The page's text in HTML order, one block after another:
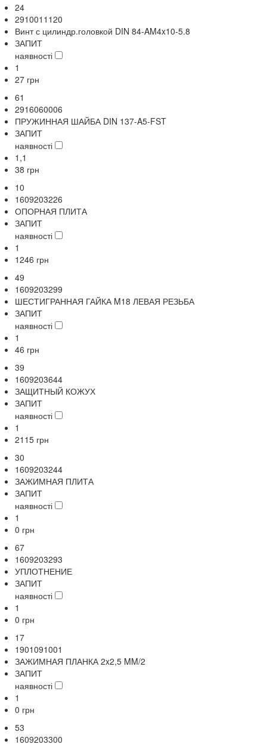
24
2910011120
Винт с цилиндр.головкой DIN 84-AM4x10-5.8
ЗАПИТ
наявності
1
27 грн
61
2916060006
ПРУЖИННАЯ ШАЙБА DIN 137-A5-FST
ЗАПИТ
наявності
1,1
38 грн
10
1609203226
ОПОРНАЯ ПЛИТА
ЗАПИТ
наявності
1
1246 грн
49
1609203299
ШЕСТИГРАННАЯ ГАЙКА M18 ЛЕВАЯ РЕЗЬБА
ЗАПИТ
наявності
1
46 грн
39
1609203644
ЗАЩИТНЫЙ КОЖУХ
ЗАПИТ
наявності
1
2115 грн
30
1609203244
ЗАЖИМНАЯ ПЛИТА
ЗАПИТ
наявності
1
0 грн
67
1609203293
УПЛОТНЕНИЕ
ЗАПИТ
наявності
1
0 грн
17
1901091001
ЗАЖИМНАЯ ПЛАНКА 2x2,5 MM/2
ЗАПИТ
наявності
1
0 грн
53
1609203300